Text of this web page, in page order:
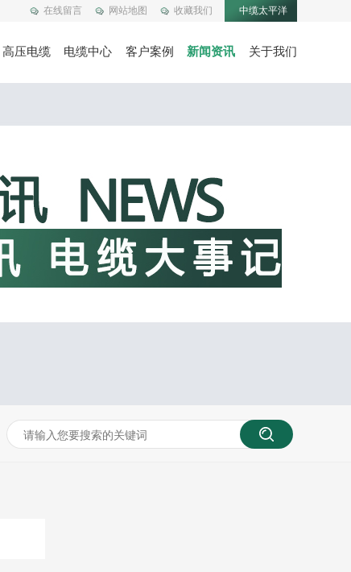
在线留言 网站地图 收藏我们 中缆太平洋
高压电缆 电缆中心 客户案例 新闻资讯 关于我们